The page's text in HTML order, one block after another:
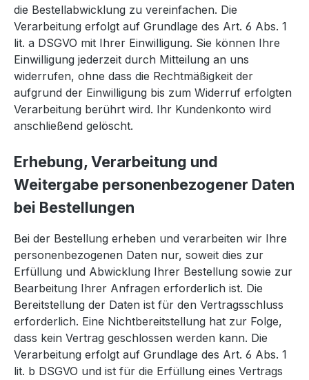
die Bestellabwicklung zu vereinfachen. Die
Verarbeitung erfolgt auf Grundlage des Art. 6 Abs. 1
lit. a DSGVO mit Ihrer Einwilligung. Sie können Ihre
Einwilligung jederzeit durch Mitteilung an uns
widerrufen, ohne dass die Rechtmäßigkeit der
aufgrund der Einwilligung bis zum Widerruf erfolgten
Verarbeitung berührt wird. Ihr Kundenkonto wird
anschließend gelöscht.
Erhebung, Verarbeitung und
Weitergabe personenbezogener Daten
bei Bestellungen
Bei der Bestellung erheben und verarbeiten wir Ihre
personenbezogenen Daten nur, soweit dies zur
Erfüllung und Abwicklung Ihrer Bestellung sowie zur
Bearbeitung Ihrer Anfragen erforderlich ist. Die
Bereitstellung der Daten ist für den Vertragsschluss
erforderlich. Eine Nichtbereitstellung hat zur Folge,
dass kein Vertrag geschlossen werden kann. Die
Verarbeitung erfolgt auf Grundlage des Art. 6 Abs. 1
lit. b DSGVO und ist für die Erfüllung eines Vertrags